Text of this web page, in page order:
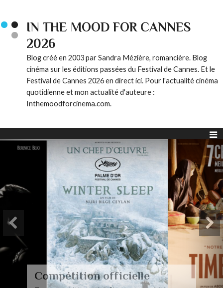
IN THE MOOD FOR CANNES
2026
Blog créé en 2003 par Sandra Mézière, romancière. Blog
cinéma sur les éditions passées du Festival de Cannes. Et le
Festival de Cannes 2026 en direct ici. Pour l'actualité cinéma
quotidienne et mon actualité d'auteure :
Inthemoodforcinema.com.
Compétition officielle